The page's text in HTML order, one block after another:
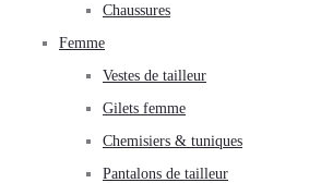
Chaussures
Femme
Vestes de tailleur
Gilets femme
Chemisiers & tuniques
Pantalons de tailleur